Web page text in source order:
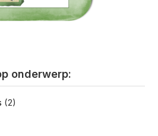
onderwerp:
(2)